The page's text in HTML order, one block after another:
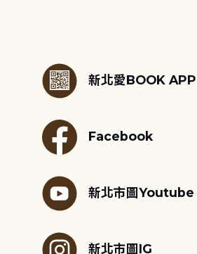
新北愛BOOK APP
Facebook
新北市圖Youtube
新北市圖IG